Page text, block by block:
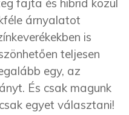
fajta és hibrid közül
árnyalatot
is
teljesen
egy, az
És csak magunk
egyet választani!